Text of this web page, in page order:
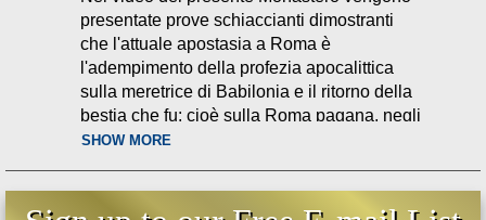
presentate prove schiaccianti dimostranti
che l'attuale apostasia a Roma è
l'adempimento della profezia apocalittica
sulla meretrice di Babilonia e il ritorno della
bestia che fu: cioè sulla Roma pagana, negli
ultimi giorni. La meretrice di Babilonia non è
profetizzata della fine dei tempi - la setta del
Vaticano II. In questo video si tratteranno
SHOW MORE